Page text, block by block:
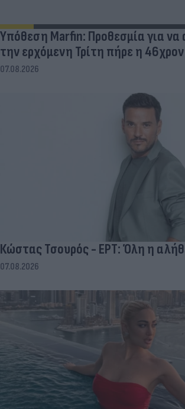
Υπόθεση Marfin: Προθεσμία για να
την ερχόμενη Τρίτη πήρε η
07.08.2026
Κώστας Τσουρός - ΕΡΤ: Όλη η
07.08.2026